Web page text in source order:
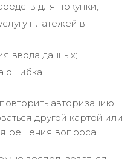
для покупки;
платежей в
ввода данных;
ошибка.
авторизацию
другой картой или
решения вопроса.